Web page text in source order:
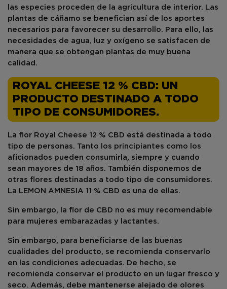
las especies proceden de la agricultura de interior. Las
plantas de cáñamo se benefician así de los aportes
necesarios para favorecer su desarrollo. Para ello, las
necesidades de agua, luz y oxígeno se satisfacen de
manera que se obtengan plantas de muy buena
calidad.
ROYAL CHEESE 12 % CBD: UN
PRODUCTO DESTINADO A TODO
TIPO DE CONSUMIDORES.
La flor Royal Cheese 12 % CBD está destinada a todo
tipo de personas. Tanto los principiantes como los
aficionados pueden consumirla, siempre y cuando
sean mayores de 18 años. También disponemos de
otras flores destinadas a todo tipo de consumidores.
La
LEMON AMNESIA 11 % CBD es una de ellas.
Sin embargo, la flor de CBD no es muy recomendable
para mujeres embarazadas y lactantes.
Sin embargo, para beneficiarse de las buenas
cualidades del producto, se recomienda conservarlo
en las condiciones adecuadas.
De hecho, se
recomienda conservar el producto en un lugar fresco y
seco. Además, debe mantenerse alejado de olores